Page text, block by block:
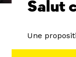
Salut
Une